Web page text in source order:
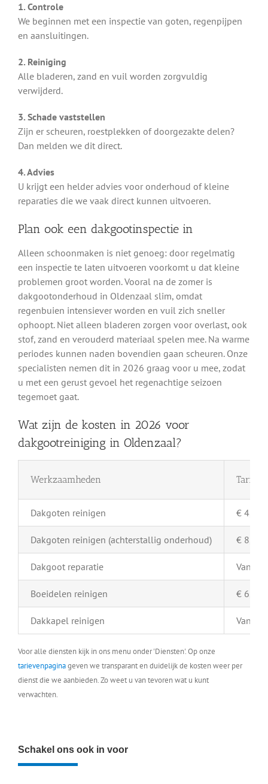
1. Controle
We beginnen met een inspectie van goten, regenpijpen
en aansluitingen.
2. Reiniging
Alle bladeren, zand en vuil worden zorgvuldig
verwijderd.
3. Schade vaststellen
Zijn er scheuren, roestplekken of doorgezakte delen?
Dan melden we dit direct.
4. Advies
U krijgt een helder advies voor onderhoud of kleine
reparaties die we vaak direct kunnen uitvoeren.
Plan ook een dakgootinspectie in
Alleen schoonmaken is niet genoeg: door regelmatig
een inspectie te laten uitvoeren voorkomt u dat kleine
problemen groot worden. Vooral na de zomer is
dakgootonderhoud in Oldenzaal slim, omdat
regenbuien intensiever worden en vuil zich sneller
ophoopt. Niet alleen bladeren zorgen voor overlast, ook
stof, zand en verouderd materiaal spelen mee. Na warme
periodes kunnen naden bovendien gaan scheuren. Onze
specialisten nemen dit in 2026 graag voor u mee, zodat
u met een gerust gevoel het regenachtige seizoen
tegemoet gaat.
Wat zijn de kosten in 2026 voor
dakgootreiniging in Oldenzaal?
Werkzaamheden Tarief
Dakgoten reinigen € 4,-
Dakgoten reinigen (achterstallig onderhoud) € 8,-
Dakgoot reparatie Vanaf
Boeidelen reinigen € 6,-
Dakkapel reinigen Vanaf
Voor alle diensten kijk in ons menu onder 'Diensten'. Op onze
tarievenpaginageven we transparant en duidelijk de kosten weer per
dienst die we aanbieden. Zo weet u van tevoren wat u kunt
verwachten.
Schakel ons ook in voor